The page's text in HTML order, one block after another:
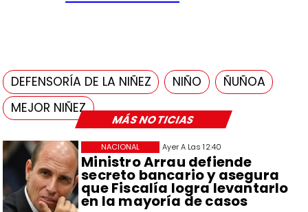
MÁS NOTICIAS
Ayer A Las 12:40
Ministro Arrau defiende
secreto bancario y asegura
que Fiscalía logra levantarlo
en la mayoría de casos
NACIONAL
DEFENSORÍA DE LA NIÑEZ NIÑO
ÑUÑOA
MEJOR NIÑEZ